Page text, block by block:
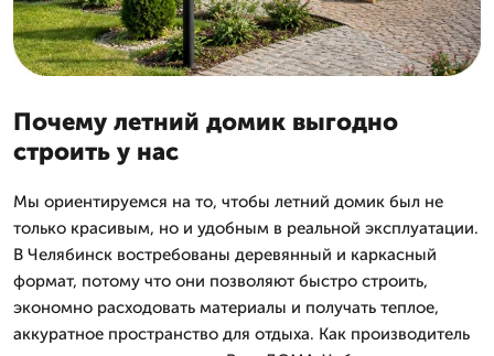
Почему летний домик выгодно
строить у нас
Мы ориентируемся на то, чтобы летний домик был не
только красивым, но и удобным в реальной эксплуатации.
В Челябинск востребованы деревянный и каркасный
формат, потому что они позволяют быстро строить,
экономно расходовать материалы и получать теплое,
аккуратное пространство для отдыха. Как производитель